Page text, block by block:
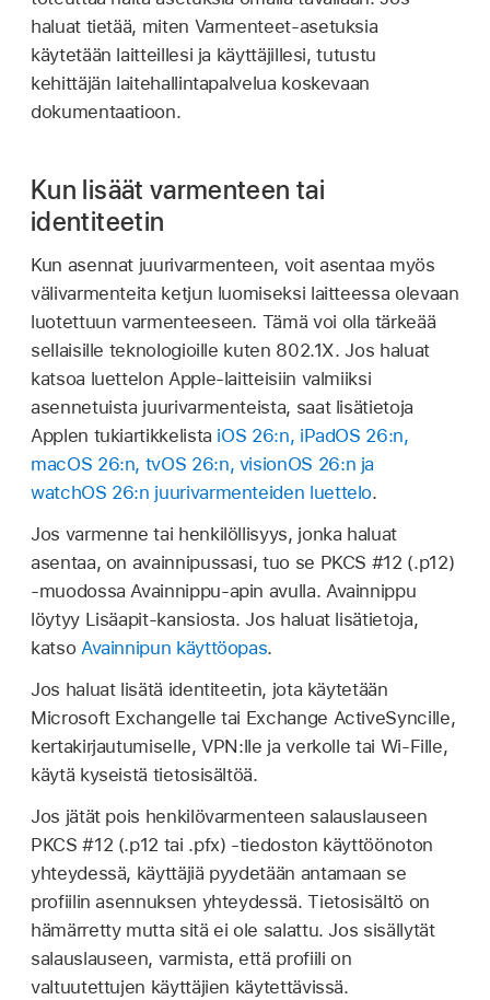
haluat tietää, miten Varmenteet-asetuksia
käytetään laitteillesi ja käyttäjillesi, tutustu
kehittäjän laitehallintapalvelua koskevaan
dokumentaatioon.
Kun lisäät varmenteen tai
identiteetin
Kun asennat juurivarmenteen, voit asentaa myös
välivarmenteita ketjun luomiseksi laitteessa olevaan
luotettuun varmenteeseen. Tämä voi olla tärkeää
sellaisille teknologioille kuten 802.1X. Jos haluat
katsoa luettelon Apple-laitteisiin valmiiksi
asennetuista juurivarmenteista, saat lisätietoja
Applen tukiartikkelista iOS 26:n, iPadOS 26:n,
macOS 26:n, tvOS 26:n, visionOS 26:n ja
watchOS 26:n juurivarmenteiden luettelo.
Jos varmenne tai henkilöllisyys, jonka haluat
asentaa, on avainnipussasi, tuo se PKCS #12 (.p12)
-muodossa Avainnippu‑apin avulla. Avainnippu
löytyy Lisäapit-kansiosta. Jos haluat lisätietoja,
katso Avainnipun käyttöopas.
Jos haluat lisätä identiteetin, jota käytetään
Microsoft Exchangelle tai Exchange ActiveSyncille,
kertakirjautumiselle, VPN:lle ja verkolle tai Wi-Fille,
käytä kyseistä tietosisältöä.
Jos jätät pois henkilövarmenteen salauslauseen
PKCS #12 (.p12 tai .pfx) -tiedoston käyttöönoton
yhteydessä, käyttäjiä pyydetään antamaan se
profiilin asennuksen yhteydessä. Tietosisältö on
hämärretty mutta sitä ei ole salattu. Jos sisällytät
salauslauseen, varmista, että profiili on
valtuutettujen käyttäjien käytettävissä.